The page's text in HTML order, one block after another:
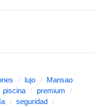
lujo
Mansao
piscina
premium
seguridad